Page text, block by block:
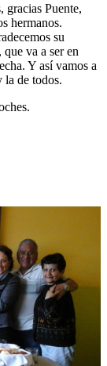
gracias Puente,
hermanos.
su
va a ser en
Y así vamos a
la de todos.